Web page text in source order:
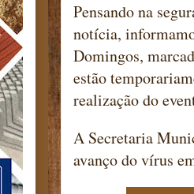
Pensando na
notícia,
Domingos,
estão
realização do
A Secretaria
avanço do vírus